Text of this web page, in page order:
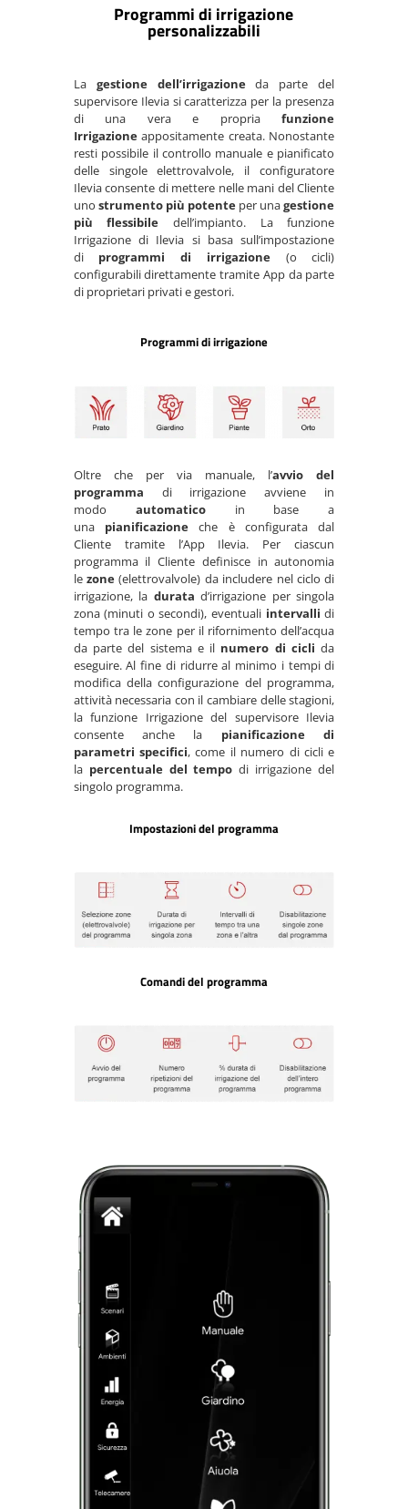
Programmi di irrigazione
personalizzabili
La gestione dell’irrigazioneda parte del
supervisore Ilevia si caratterizza per la presenza
di una vera e propriafunzione
Irrigazioneappositamente creata. Nonostante
resti possibile il controllo manuale e pianificato
delle singole elettrovalvole, il configuratore
Ilevia consente di mettere nelle mani del Cliente
uno strumento più potente per unagestione
più flessibile dell’impianto. La funzione
Irrigazione di Ilevia si basa sull’impostazione
di programmi di irrigazione(o cicli)
configurabili direttamente tramite App da parte
di proprietari privati e gestori.
Programmi di irrigazione
Oltre che per via manuale, l’avvio del
programma di irrigazione avviene in
modo automaticoin base a
unapianificazioneche è configurata dal
Cliente tramite l’App Ilevia. Per ciascun
programma il Cliente definisce in autonomia
lezone (elettrovalvole) da includere nel ciclo di
irrigazione, la durata d’irrigazione per singola
zona (minuti o secondi), eventuali intervalli di
tempo tra le zone per il rifornimento dell’acqua
da parte del sistema e il numero di ciclida
eseguire. Al fine di ridurre al minimo i tempi di
modifica della configurazione del programma,
attività necessaria con il cambiare delle stagioni,
la funzione Irrigazione del supervisore Ilevia
consente anche la pianificazione di
parametri specifici, come il numero di cicli e
la percentuale del tempo di irrigazione del
singolo programma.
Impostazioni del programma
Comandi del programma